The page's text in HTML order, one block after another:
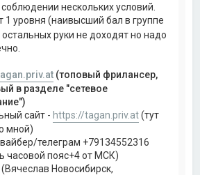
нескольких условий.
1 уровня (наивысший бал в группе
остальных руки не доходят но надо
(топовый фрилансер,
в разделе "сетевое
сайт - https://tagan.priv.at(тут
мной)
телеграм +79134552316
часовой пояс+4 от МСК)
(Вячеслав Новосибирск,